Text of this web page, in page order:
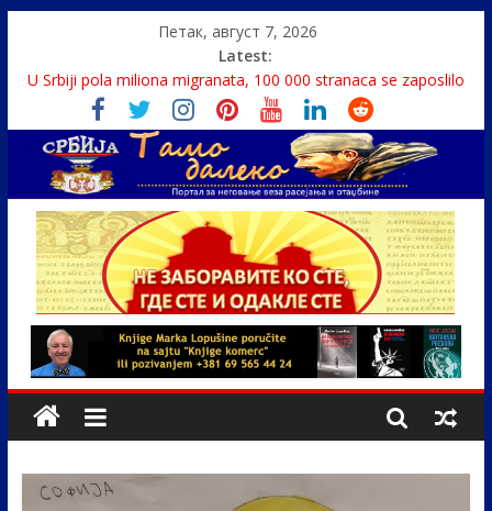
Петак, август 7, 2026
Latest:
U Srbiji pola miliona migranata, 100 000 stranaca se zaposlilo
Како је „Господар књига“ проглашен народним
непријатељем
Čije je pravo na istinu o Nikoli Tesli?
Srbin zaspao na Dunavu, reka ga odnela u Rumuniju
Politika i seks glavne teme srpskih medija